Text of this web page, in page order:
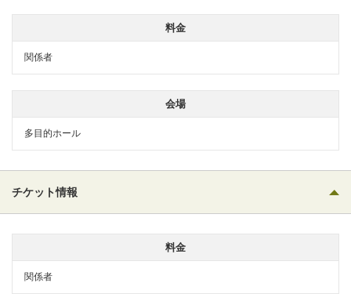
料金
関係者
会場
多目的ホール
チケット情報
料金
関係者